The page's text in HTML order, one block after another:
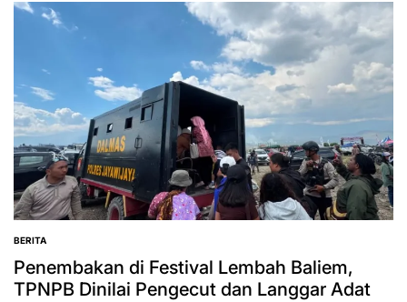
POSTED
IN
BERITA
Penembakan di Festival Lembah Baliem,
TPNPB Dinilai Pengecut dan Langgar Adat